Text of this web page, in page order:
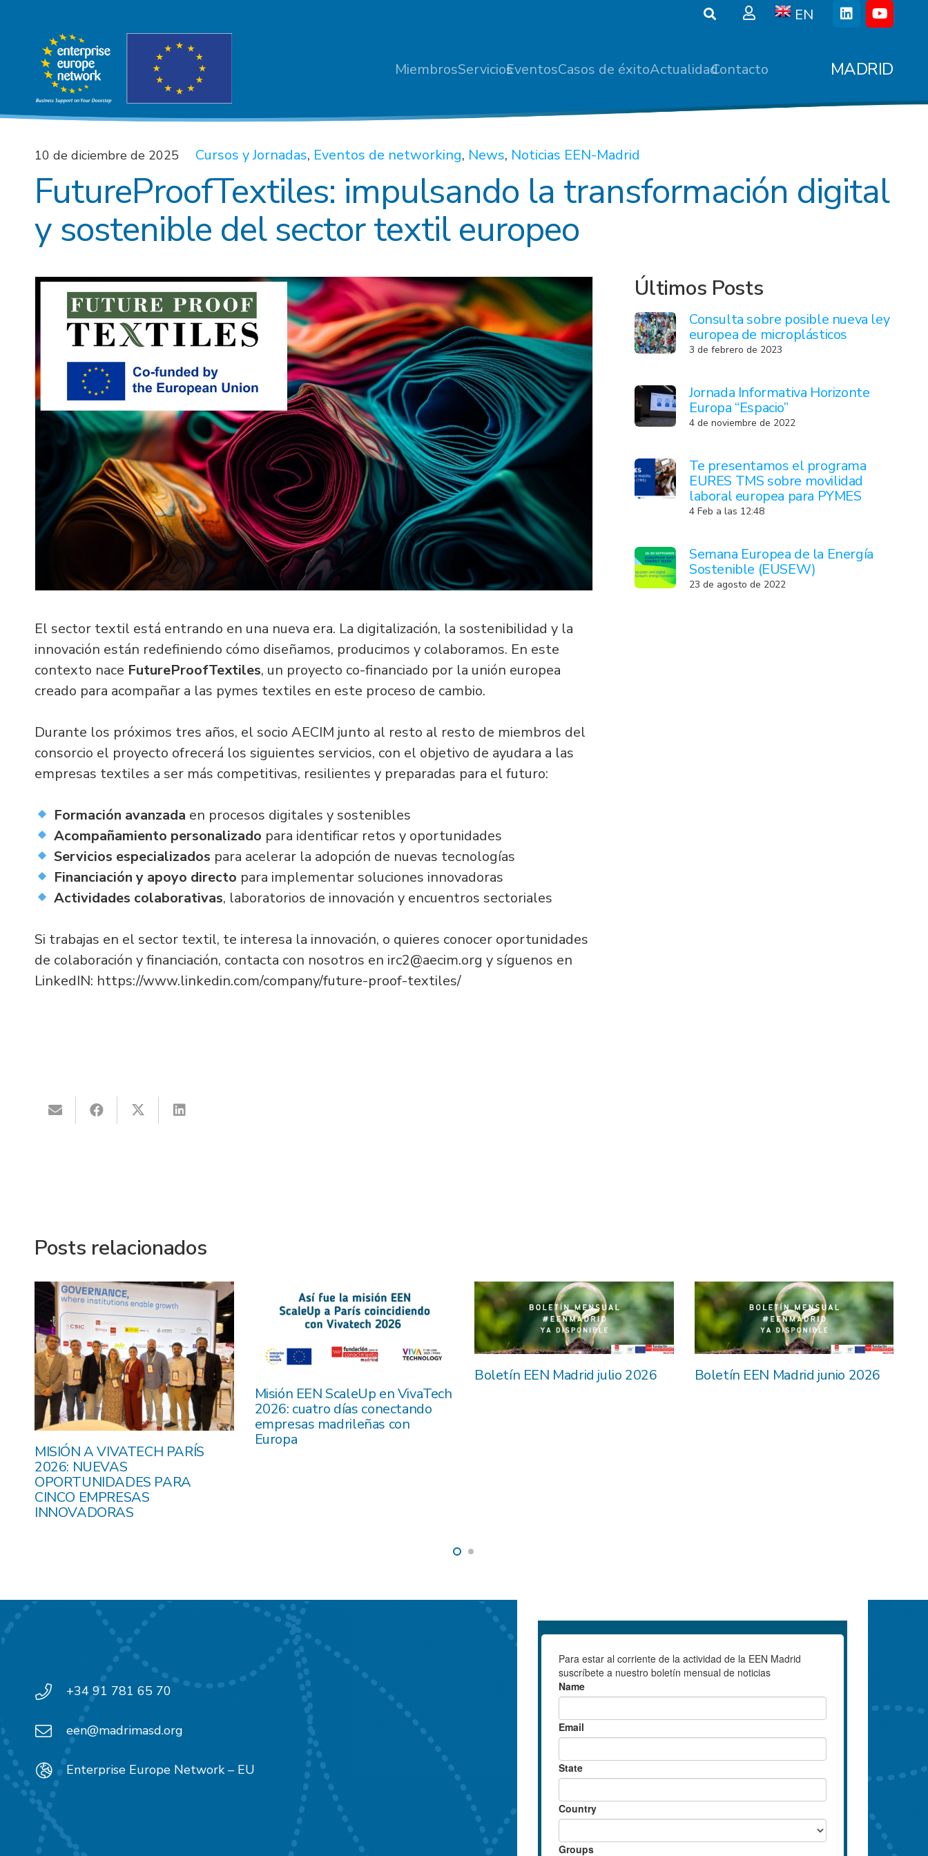
EN
MiembrosServiciosEventosCasos de éxitoActualidadContacto MADRID
10 de diciembre de 2025 Cursos y Jornadas, Eventos de networking, News, Noticias EEN-Madrid
FutureProofTextiles: impulsando la transformación digital
y sostenible del sector textil europeo
El sector textil está entrando en una nueva era. La digitalización, la sostenibilidad y la
innovación están redefiniendo cómo diseñamos, producimos y colaboramos. En este
contexto nace FutureProofTextiles, un proyecto co-financiado por la unión europea
creado para acompañar a las pymes textiles en este proceso de cambio.
Durante los próximos tres años, el socio AECIM junto al resto al resto de miembros del
consorcio el proyecto ofrecerá los siguientes servicios, con el objetivo de ayudara a las
empresas textiles a ser más competitivas, resilientes y preparadas para el futuro:
Formación avanzada en procesos digitales y sostenibles
Acompañamiento personalizado para identificar retos y oportunidades
Servicios especializados para acelerar la adopción de nuevas tecnologías
Financiación y apoyo directo para implementar soluciones innovadoras
Actividades colaborativas, laboratorios de innovación y encuentros sectoriales
Si trabajas en el sector textil, te interesa la innovación, o quieres conocer oportunidades
de colaboración y financiación, contacta con nosotros en irc2@aecim.org y síguenos en
LinkedIN: https://www.linkedin.com/company/future-proof-textiles/
Últimos Posts
Consulta sobre posible nueva ley
europea de microplásticos
3 de febrero de 2023
Jornada Informativa Horizonte
Europa “Espacio”
4 de noviembre de 2022
Te presentamos el programa
EURES TMS sobre movilidad
laboral europea para PYMES
4 Feb a las 12:48
Semana Europea de la Energía
Sostenible (EUSEW)
23 de agosto de 2022
Posts relacionados
MISIÓN A VIVATECH PARÍS
2026: NUEVAS
OPORTUNIDADES PARA
CINCO EMPRESAS
INNOVADORAS
Misión EEN ScaleUp en VivaTech
2026: cuatro días conectando
empresas madrileñas con
Europa
Boletín EEN Madrid julio 2026 Boletín EEN Madrid junio 2026
+34 91 781 65 70
een@madrimasd.org
Enterprise Europe Network – EU